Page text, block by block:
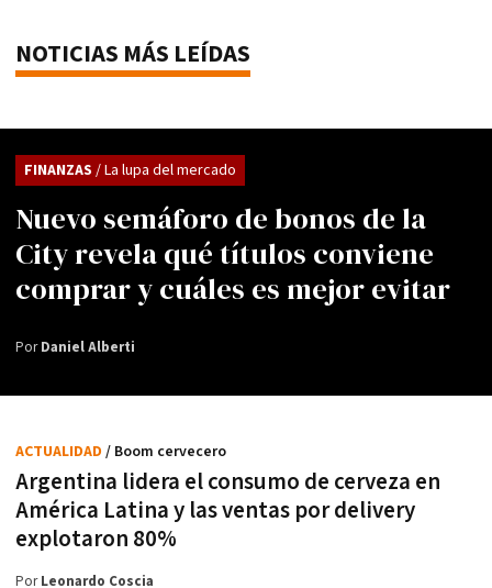
NOTICIAS MÁS LEÍDAS
Nuevo semáforo de bonos de la
City revela qué títulos conviene
comprar y cuáles es mejor evitar
FINANZAS / La lupa del mercado
PorDaniel Alberti
Argentina lidera el consumo de cerveza en
América Latina y las ventas por delivery
explotaron 80%
ACTUALIDAD / Boom cervecero
PorLeonardo Coscia